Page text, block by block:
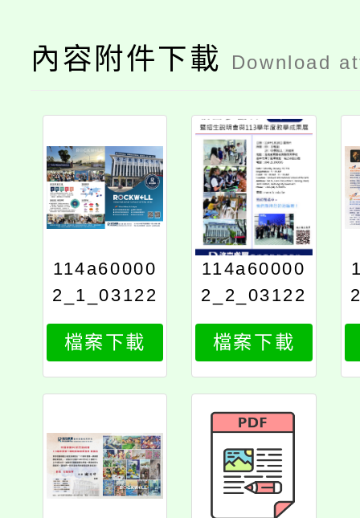
內容附件下載 Download
114a60000
2_1_03122
512855
檔案下載
114a60000
2_2_03122
512855
檔案下載